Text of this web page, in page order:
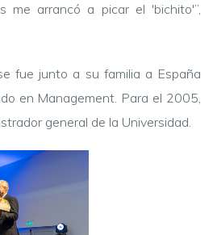
me arrancó a picar el 'bichito'”,
fue junto a su familia a España
en Management. Para el 2005,
general de la Universidad.